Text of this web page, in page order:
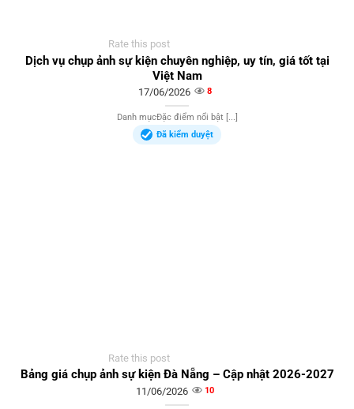
Rate this post
Dịch vụ chụp ảnh sự kiện chuyên nghiệp, uy tín, giá tốt tại
Việt Nam
17/06/2026 8
Danh mụcĐặc điểm nổi bật [...]
Đã kiểm duyệt
Rate this post
Bảng giá chụp ảnh sự kiện Đà Nẵng – Cập nhật 2026-2027
11/06/2026 10